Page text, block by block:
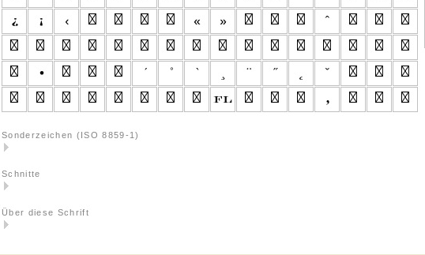
Sonderzeichen (ISO 8859-1)
Schnitte
Über diese Schrift